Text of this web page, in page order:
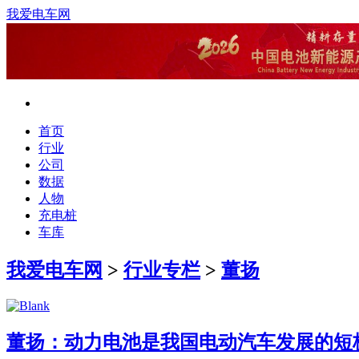
我爱电车网
首页
行业
公司
数据
人物
充电桩
车库
我爱电车网 > 行业专栏> 董扬
董扬：动力电池是我国电动汽车发展的短